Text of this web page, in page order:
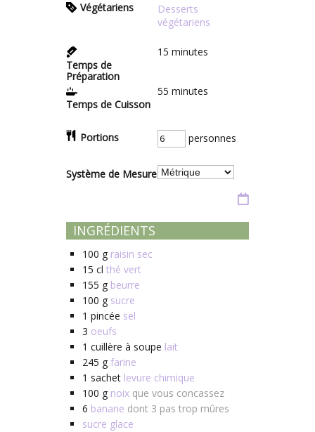
Végétariens
Desserts
végétariens
Temps de
Préparation
15 minutes
Temps de Cuisson
55 minutes
Portions personnes
Système de Mesure
INGRÉDIENTS
100 g raisin sec
15 cl thé vert
155 g beurre
100 g sucre
1 pincée sel
3 oeufs
1 cuillère à soupe lait
245 g farine
1 sachet levure chimique
100 g noix que vous concassez
6 banane dont 3 pas trop mûres
sucre glace